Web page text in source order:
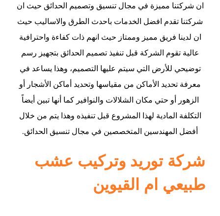
ان شركتنا مميزة في مجال تنسيق وتصميم الحدائق حيث ان
شركتنا تقدم افضل الخدمات باحدث الطرق والاساليب حيث
ان لدينا فريق مميز وممتاز حيث انهم ذات كفاءة واحترافية
عالية تقوم الشركة قبل تنفيذ تصميم الحدائق بتجهيز رسم
توضيحي للأرض التي سيتم عليها التصميم، وهذا يساعد في
معرفة تحديد الأماكن من مقياسها وتحديد أماكن الأشجار أو
الزهور أو حتي مكان الشلالات والنوافير كما أنها تبين أيضاً
التكلفة المادية لهذا المشروع قبل تنفيذه وهذا يتم من خلال
أفضل المهندسين المتخصصين في مجال تنسيق الحدائق.
شركة توريد وتركيب عشب
طبيعي ام القيوين